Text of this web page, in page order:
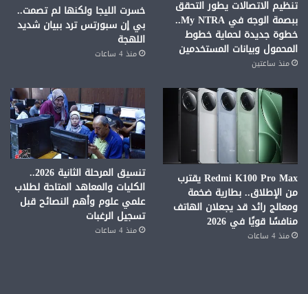
تنظيم الاتصالات يطور التحقق
ببصمة الوجه في My NTRA..
خطوة جديدة لحماية خطوط
المحمول وبيانات المستخدمين
منذ ساعتين
خسرت الليجا ولكنها لم تصمت..
بي إن سبورتس ترد ببيان شديد
اللهجة
منذ 4 ساعات
Redmi K100 Pro Max يقترب
من الإطلاق.. بطارية ضخمة
ومعالج رائد قد يجعلان الهاتف
منافسًا قويًا في 2026
منذ 4 ساعات
تنسيق المرحلة الثانية 2026..
الكليات والمعاهد المتاحة لطلاب
علمي علوم وأهم النصائح قبل
تسجيل الرغبات
منذ 4 ساعات